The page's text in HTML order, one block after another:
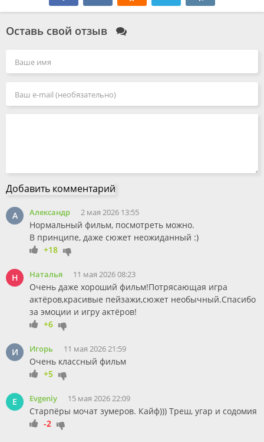
Оставь свой отзыв
А Александр 2 мая 2026 13:55
Нормальный фильм, посмотреть можно.
В принципе, даже сюжет неожиданный :)
+18
Н Наталья 11 мая 2026 08:23
Очень даже хороший фильм!Потрясающая игра
актёров,красивые пейзажи,сюжет необычный.Спасибо
за эмоции и игру актёров!
+6
И Игорь 11 мая 2026 21:59
Очень классный фильм
+5
E Evgeniy 15 мая 2026 22:09
Старпёры мочат зумеров. Кайф))) Треш, угар и содомия
-2
Добавить комментарий